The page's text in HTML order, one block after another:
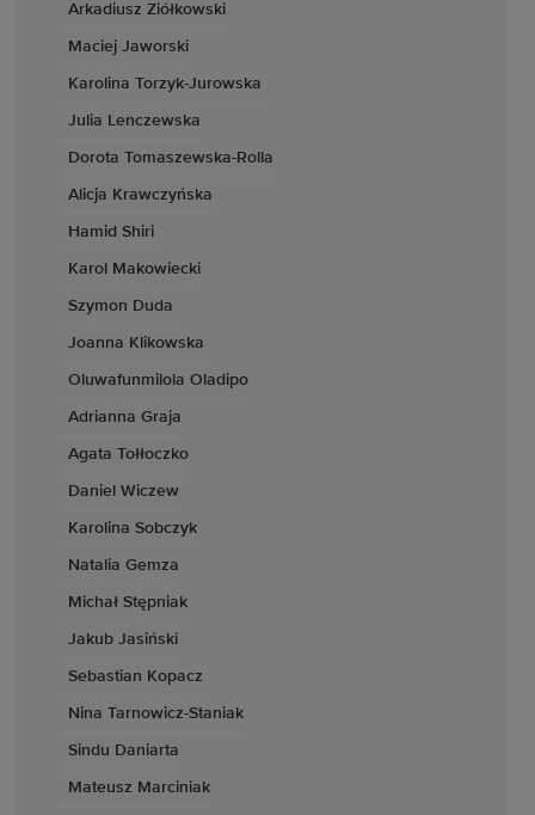
Arkadiusz Ziółkowski
Maciej Jaworski
Karolina Torzyk-Jurowska
Julia Lenczewska
Dorota Tomaszewska-Rolla
Alicja Krawczyńska
Hamid Shiri
Karol Makowiecki
Szymon Duda
Joanna Klikowska
Oluwafunmilola Oladipo
Adrianna Graja
Agata Tołłoczko
Daniel Wiczew
Karolina Sobczyk
Natalia Gemza
Michał Stępniak
Jakub Jasiński
Sebastian Kopacz
Nina Tarnowicz-Staniak
Sindu Daniarta
Mateusz Marciniak